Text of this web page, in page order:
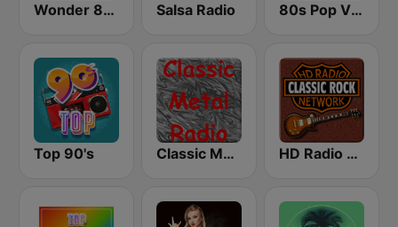
Wonder 80's Salsa Radio 80s Pop Vibes
Top 90's Classic Metal Radio HD Radio - Classic Rock